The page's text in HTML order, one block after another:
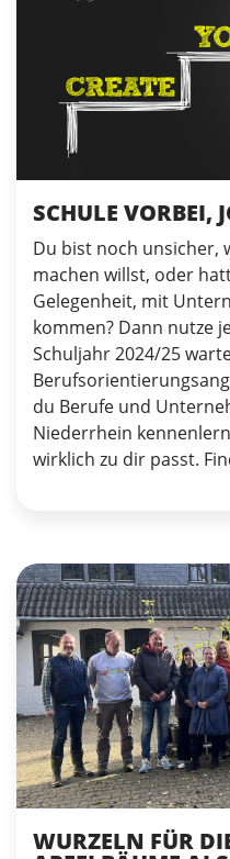
SCHULE VORBEI,
Du bist noch unsicher,
machen willst, oder
Gelegenheit, mit
kommen? Dann nutze
Schuljahr 2024/25
du Berufe und
Niederrhein
wirklich zu dir passt.
WURZELN FÜR